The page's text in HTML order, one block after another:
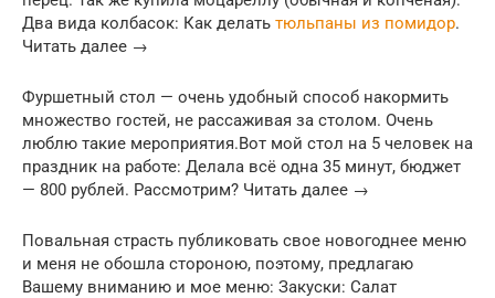
Два вида колбасок: Как делать тюльпаны из помидор.
Читать далее →
Фуршетный стол — очень удобный способ накормить
множество гостей, не рассаживая за столом. Очень
люблю такие мероприятия.Вот мой стол на 5 человек на
праздник на работе: Делала всё одна 35 минут, бюджет
— 800 рублей. Рассмотрим? Читать далее →
Повальная страсть публиковать свое новогоднее меню
и меня не обошла стороною, поэтому, предлагаю
Вашему вниманию и мое меню: Закуски: Салат